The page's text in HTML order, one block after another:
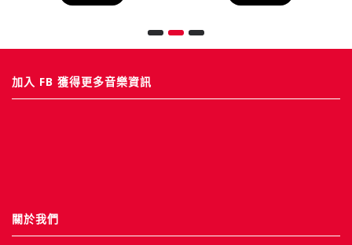
加入 FB 獲得更多音樂資訊
關於我們